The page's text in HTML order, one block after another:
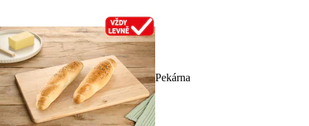
Pekárna